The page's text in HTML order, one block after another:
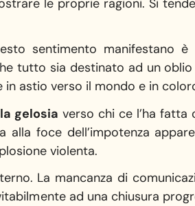
sentimento manifestano è
tutto sia destinato ad un
astio verso il mondo e in
gelosia verso chi ce l’ha fatta
foce dell’impotenza
violenta.
La mancanza di
ad una chiusura